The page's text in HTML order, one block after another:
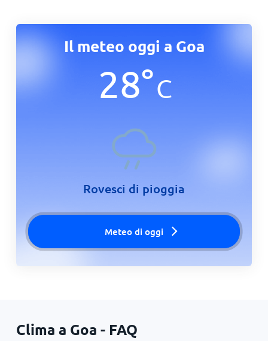
Il meteo oggi a Goa
28°C
Rovesci di pioggia
Meteo di oggi
Clima a Goa - FAQ